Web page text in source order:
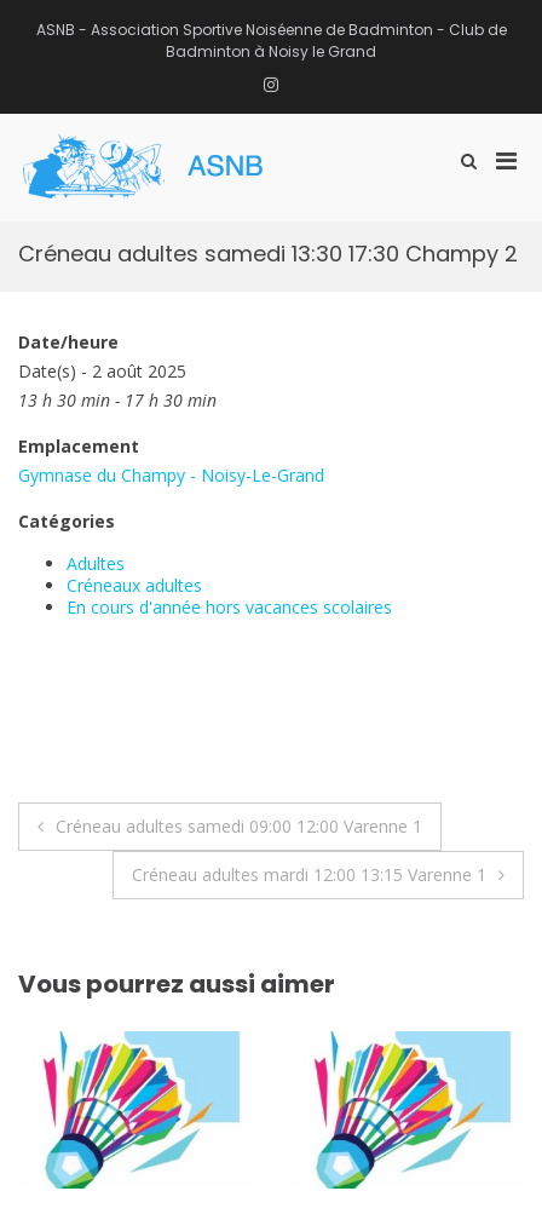
ASNB - Association Sportive Noiséenne de Badminton - Club de
Badminton à Noisy le Grand
Instagram
Afficher
recherche
Créneau adultes samedi 13:30 17:30 Champy 2
Date/heure
Date(s) - 2 août 2025
13 h 30 min - 17 h 30 min
Emplacement
Gymnase du Champy - Noisy-Le-Grand
Catégories
Adultes
Créneaux adultes
En cours d'année hors vacances scolaires
Navigation
Créneau adultes samedi 09:00 12:00 Varenne 1
Créneau adultes mardi 12:00 13:15 Varenne 1
Vous pourrez aussi aimer